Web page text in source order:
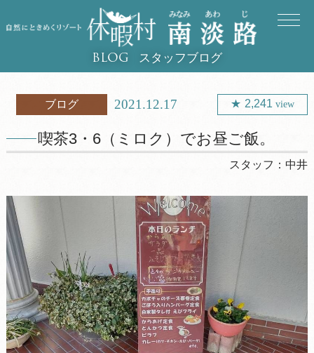
BLOG スタッフブログ
ブログ 2021.12.17 2,241view
喫茶3・6（ミロク）でお昼ご飯。
スタッフ：中井